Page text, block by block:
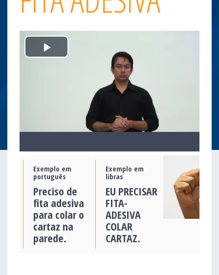
Play
Exemplo em
português
Preciso de
fita adesiva
para colar o
cartaz na
parede.
Exemplo em
libras
EU PRECISAR
FITA-
ADESIVA
COLAR
CARTAZ.